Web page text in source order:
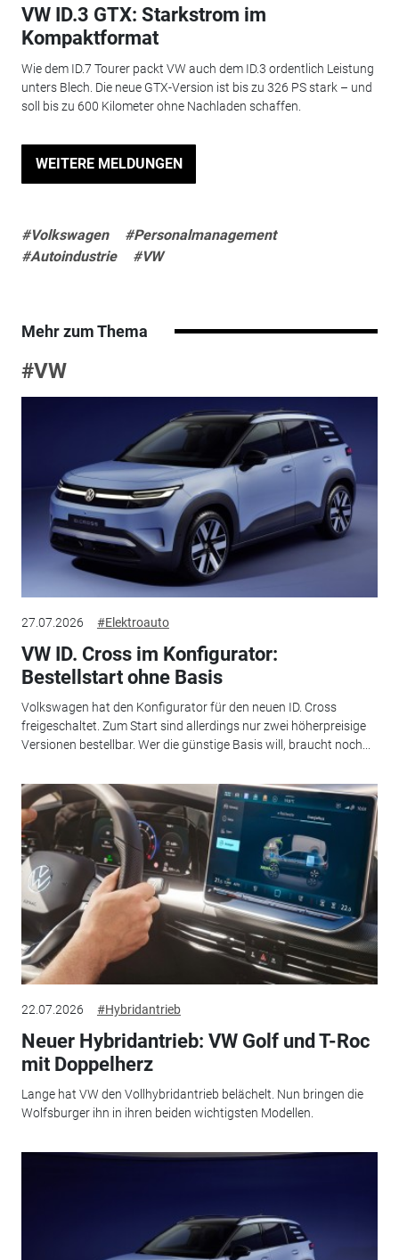
VW ID.3 GTX: Starkstrom im
Kompaktformat
Wie dem ID.7 Tourer packt VW auch dem ID.3 ordentlich Leistung
unters Blech. Die neue GTX-Version ist bis zu 326 PS stark – und
soll bis zu 600 Kilometer ohne Nachladen schaffen.
WEITERE MELDUNGEN
#Volkswagen
#Personalmanagement
#Autoindustrie
#VW
Mehr zum Thema
#VW
27.07.2026 #Elektroauto
VW ID. Cross im Konfigurator:
Bestellstart ohne Basis
Volkswagen hat den Konfigurator für den neuen ID. Cross
freigeschaltet. Zum Start sind allerdings nur zwei höherpreisige
Versionen bestellbar. Wer die günstige Basis will, braucht noch...
22.07.2026 #Hybridantrieb
Neuer Hybridantrieb: VW Golf und T-Roc
mit Doppelherz
Lange hat VW den Vollhybridantrieb belächelt. Nun bringen die
Wolfsburger ihn in ihren beiden wichtigsten Modellen.